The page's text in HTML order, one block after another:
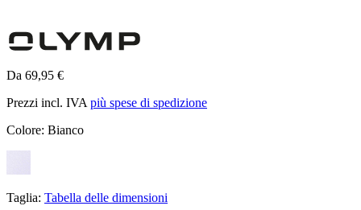
Da 69,95 €
Prezzi incl. IVA più spese di spedizione
Colore: Bianco
Taglia: Tabella delle dimensioni